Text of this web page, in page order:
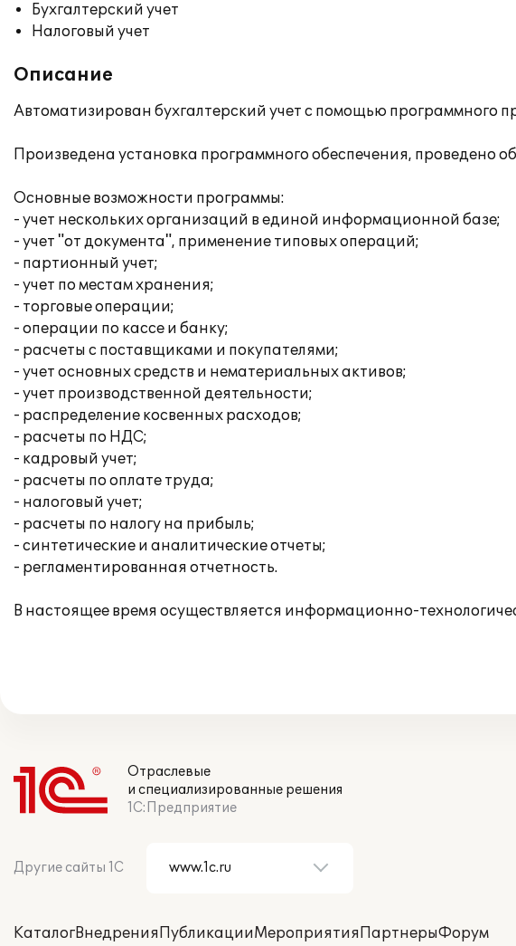
Бухгалтерский учет
Налоговый учет
Описание
Автоматизирован бухгалтерский учет с помощью
Произведена установка программного обеспечения, проведено
Основные возможности программы:
- учет нескольких организаций в единой информационной базе;
- учет "от документа", применение типовых операций;
- партионный учет;
- учет по местам хранения;
- торговые операции;
- операции по кассе и банку;
- расчеты с поставщиками и покупателями;
- учет основных средств и нематериальных активов;
- учет производственной деятельности;
- распределение косвенных расходов;
- расчеты по НДС;
- кадровый учет;
- расчеты по оплате труда;
- налоговый учет;
- расчеты по налогу на прибыль;
- синтетические и аналитические отчеты;
- регламентированная отчетность.
В настоящее время осуществляется информационно-
Отраслевые
и специализированные решения
1С:Предприятие
Другие сайты 1С
КаталогВнедренияПубликацииМероприятияПартнерыФорум